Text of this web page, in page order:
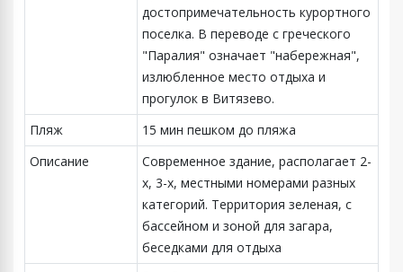
достопримечательность курортного
поселка. В переводе с греческого
"Паралия" означает "набережная",
излюбленное место отдыха и
прогулок в Витязево.
Пляж
15 мин пешком до пляжа
Описание
Современное здание, располагает 2-
х, 3-х, местными номерами разных
категорий. Территория зеленая, с
бассейном и зоной для загара,
беседками для отдыха